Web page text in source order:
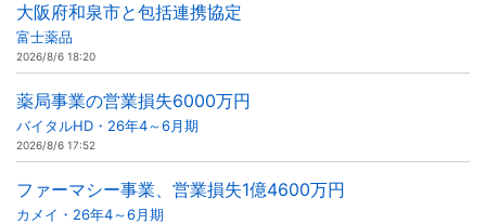
大阪府和泉市と包括連携協定
富士薬品
2026/8/6 18:20
薬局事業の営業損失6000万円
バイタルHD・26年4～6月期
2026/8/6 17:52
ファーマシー事業、営業損失1億4600万円
カメイ・26年4～6月期